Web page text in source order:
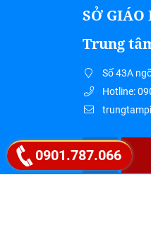
SỞ GIÁO
Trung
Số 43A
Hotline:
0901.787.066